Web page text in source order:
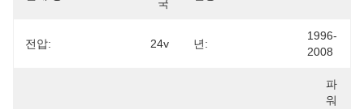
국
전압: 24v 년:
1996-
2008
파
워